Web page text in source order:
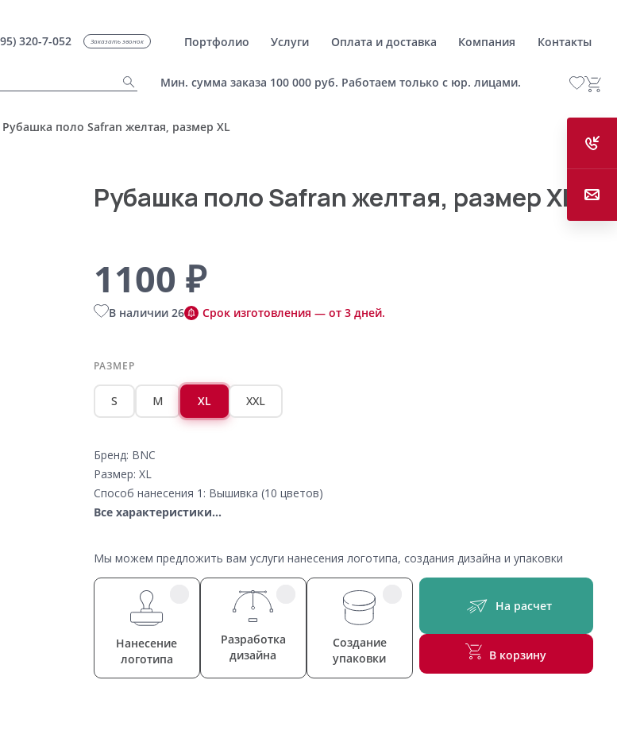
320-7-052 Заказать звонок Портфолио Услуги Оплата и доставка Компания Контакты
Мин. сумма заказа 100 000 руб. Работаем только с юр. лицами.
Рубашка поло Safran желтая, размер XL
Рубашка поло Safran желтая, размер XL
1100 ₽
В наличии 26 Срок изготовления — от 3 дней.
РАЗМЕР
S M XL XXL
Бренд: BNC
Размер: XL
Способ нанесения 1: Вышивка (10 цветов)
Все характеристики...
Мы можем предложить вам услуги нанесения логотипа, создания дизайна и упаковки
Нанесение
логотипа
Разработка
дизайна
Создание
упаковки
На расчет
В корзину